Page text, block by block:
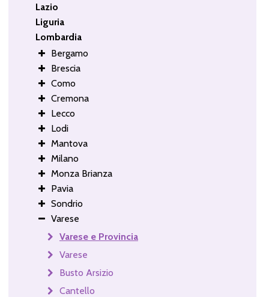
Lazio
Liguria
Lombardia
Bergamo
Brescia
Como
Cremona
Lecco
Lodi
Mantova
Milano
Monza Brianza
Pavia
Sondrio
Varese
Varese e Provincia
Varese
Busto Arsizio
Cantello